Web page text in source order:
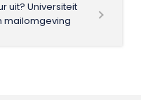
uit? Universiteit
mailomgeving